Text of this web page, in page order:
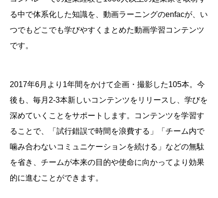
る中で体系化した知識を、動画ラーニングのenfacが、い
つでもどこでも学びやすくまとめた動画学習コンテンツ
です。
2017年6月より1年間をかけて企画・撮影した105本。今
後も、毎月2-3本新しいコンテンツをリリースし、学びを
深めていくことをサポートします。
コンテンツを学習す
ることで、「試行錯誤で時間を浪費する」「チーム内で
噛み合わないコミュニケーションを続ける」などの無駄
を省き、チームが本来の目的や使命に向かってより効果
的に進むことができます。